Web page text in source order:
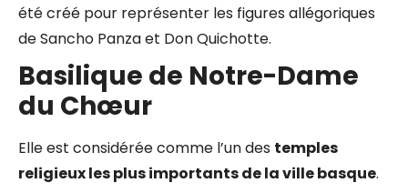
été créé pour représenter les figures allégoriques
de Sancho Panza et Don Quichotte.
Basilique de Notre-Dame
du Chœur
Elle est considérée comme l’un des temples
religieux les plus importants de la ville basque.